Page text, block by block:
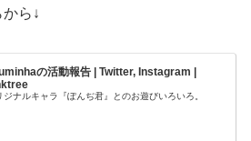
ら↓
の活動報告 | Twitter, Instagram |
ジナルキャラ『ぽんぢ君』とのお遊びいろいろ。